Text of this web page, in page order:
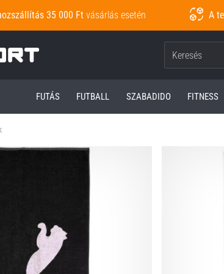
35 000 Ft vásárlás esetén A
Top4Sport.hu
FUTÁS FUTBALL SZABADIDO FITNESS